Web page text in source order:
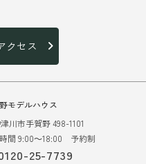
クセス
モデルハウス
川市手賀野 498-1101
間 9:00～18:00 予約制
25-7739